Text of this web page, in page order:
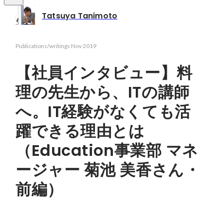
Tatsuya Tanimoto
Publications/writings Nov 2019
【社員インタビュー】料
理の先生から、ITの講師
へ。IT経験がなくても活
躍できる理由とは
（Education事業部 マネ
ージャー 菊池 美香さん・
前編）